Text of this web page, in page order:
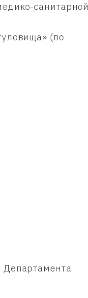
санитарной
(по
Департамента